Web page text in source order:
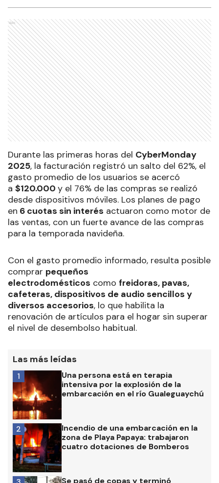
Ads
Durante las primeras horas del CyberMonday
2025, la facturación registró un salto del 62%, el
gasto promedio de los usuarios se acercó
a $120.000 y el 76% de las compras se realizó
desde dispositivos móviles. Los planes de pago
en 6 cuotas sin interés actuaron como motor de
las ventas, con un fuerte avance de las compras
para la temporada navideña.
Con el gasto promedio informado, resulta posible
comprar pequeños
electrodomésticos como freidoras, pavas,
cafeteras, dispositivos de audio sencillos y
diversos accesorios, lo que habilita la
renovación de artículos para el hogar sin superar
el nivel de desembolso habitual.
Las más leídas
Una persona está en terapia
intensiva por la explosión de la
embarcación en el río Gualeguaychú
1
Incendio de una embarcación en la
zona de Playa Papaya: trabajaron
cuatro dotaciones de Bomberos
2
Se pasó de copas y terminó